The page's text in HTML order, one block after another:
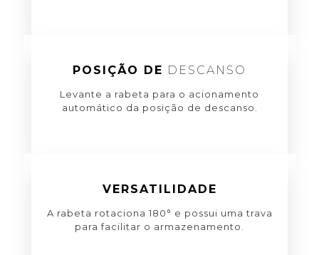
POSIÇÃO DE DESCANSO
Levante a rabeta para o acionamento
automático da posição de descanso.
VERSATILIDADE
A rabeta rotaciona 180° e possui uma trava
para facilitar o armazenamento.